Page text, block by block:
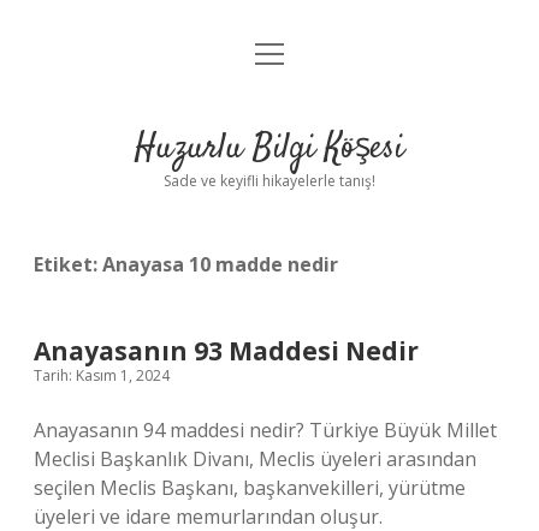
Anasayfa
Yasal Uyarı
menüyü
Huzurlu Bilgi Köşesi
Sade ve keyifli hikayelerle tanış!
Etiket:Anayasa 10 madde nedir
Anayasanın 93 Maddesi Nedir
Tarih: Kasım 1, 2024
Anayasanın 94 maddesi nedir? Türkiye Büyük Millet
Meclisi Başkanlık Divanı, Meclis üyeleri arasından
seçilen Meclis Başkanı, başkanvekilleri, yürütme
üyeleri ve idare memurlarından oluşur.